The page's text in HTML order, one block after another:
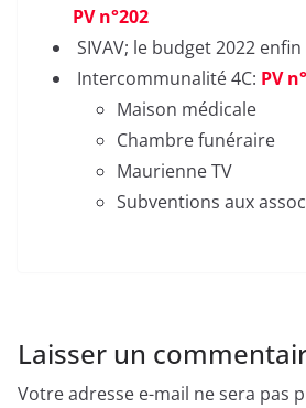
PV n°202
SIVAV; le budget 2022
Intercommunalité 4C: PV
Maison médicale
Chambre funéraire
Maurienne TV
Subventions aux
Laisser un
Votre adresse e-mail ne sera pas